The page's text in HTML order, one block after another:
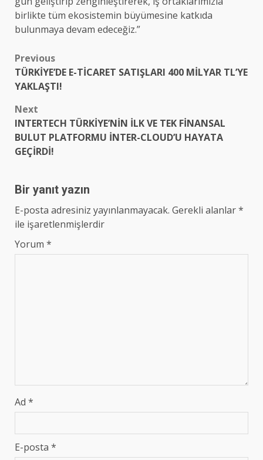
birlikte tüm ekosistemin büyümesine katkıda
bulunmaya devam edeceğiz.”
Post
navigation
Previous
TÜRKİYE’DE E-TİCARET SATIŞLARI 400 MİLYAR TL’YE
YAKLAŞTI!
Next
INTERTECH TÜRKİYE’NİN İLK VE TEK FİNANSAL
BULUT PLATFORMU İNTER-CLOUD’U HAYATA
GEÇİRDİ!
Bir yanıt yazın
E-posta adresiniz yayınlanmayacak. Gerekli alanlar*
ile işaretlenmişlerdir
Yorum *
Ad *
E-posta *